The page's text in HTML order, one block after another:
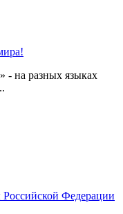
- на разных языках
Федерации